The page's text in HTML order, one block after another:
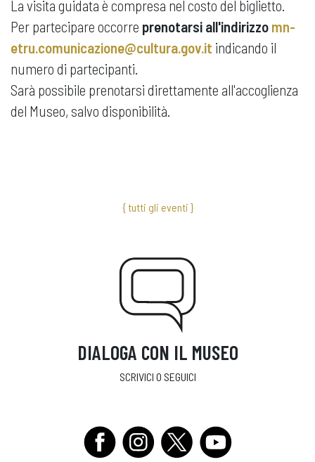
La visita guidata è compresa nel costo del biglietto.
Per partecipare occorre prenotarsi all'indirizzo mn-
etru.comunicazione@cultura.gov.it indicando il
numero di partecipanti.
Sarà possibile prenotarsi direttamente all'accoglienza
del Museo, salvo disponibilità.
{ tutti gli eventi }
DIALOGA CON IL MUSEO
SCRIVICI O SEGUICI